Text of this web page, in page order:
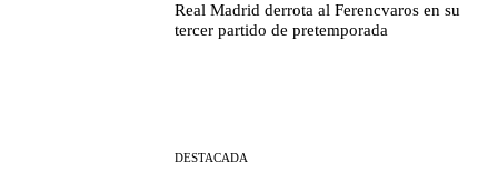
Real Madrid derrota al Ferencvaros en su
tercer partido de pretemporada
DESTACADA